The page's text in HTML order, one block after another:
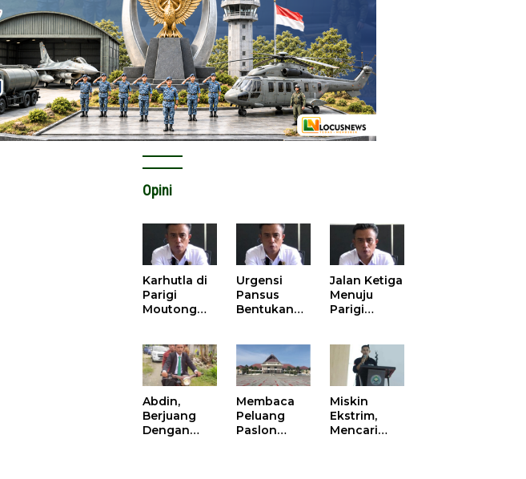
Opini
Karhutla di
Parigi
Moutong
Tantangan
Tata Kelola
Mitigasi
Bencana
Urgensi
Pansus
Bentukan
Kisruh
Pengusulan
52 Titik
WPR di
Parigi
Moutong.
Jalan Ketiga
Menuju
Parigi
Beradab
Abdin,
Berjuang
Dengan
Membaca
Peluang
Paslon
Miskin
Ekstrim,
Mencari